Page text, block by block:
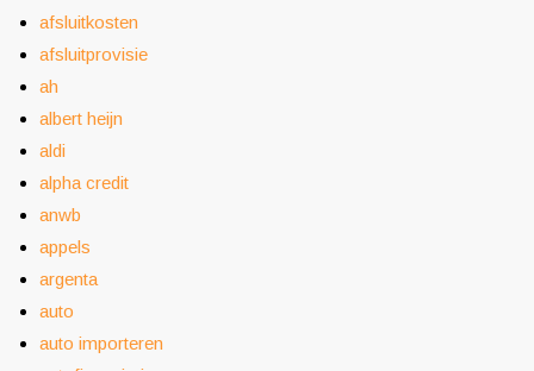
afsluitkosten
afsluitprovisie
ah
albert heijn
aldi
alpha credit
anwb
appels
argenta
auto
auto importeren